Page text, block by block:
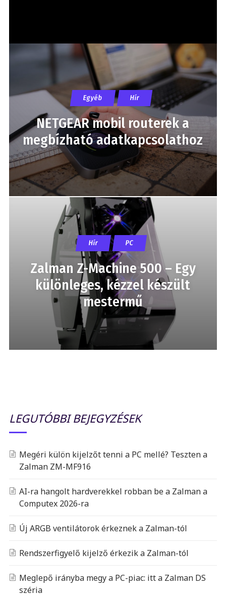
Egyéb Hír
NETGEAR mobil routerek a
megbízható adatkapcsolathoz
Hír PC
Zalman Z-Machine 500 – Egy
különleges, kézzel készült
mestermű
LEGUTÓBBI BEJEGYZÉSEK
Megéri külön kijelzőt tenni a PC mellé? Teszten a
Zalman ZM-MF916
AI-ra hangolt hardverekkel robban be a Zalman a
Computex 2026-ra
Új ARGB ventilátorok érkeznek a Zalman-tól
Rendszerfigyelő kijelző érkezik a Zalman-tól
Meglepő irányba megy a PC-piac: itt a Zalman DS
széria